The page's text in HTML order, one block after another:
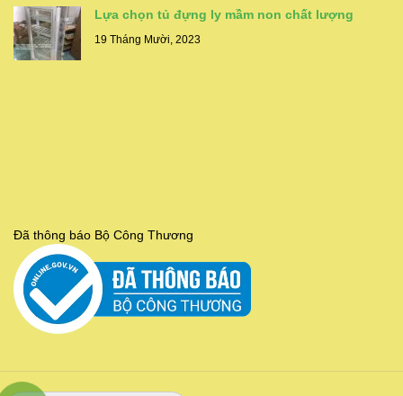
Lựa chọn tủ đựng ly mầm non chất lượng
19 Tháng Mười, 2023
Đã thông báo Bộ Công Thương